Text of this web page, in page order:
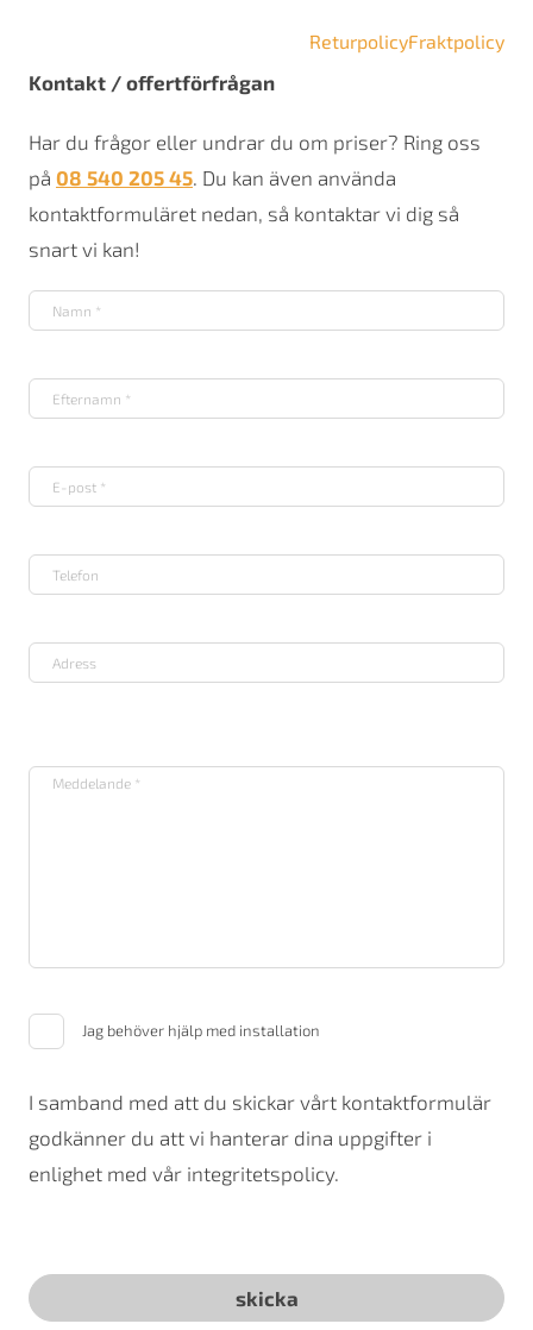
ReturpolicyFraktpolicy
Kontakt / offertförfrågan
Har du frågor eller undrar du om priser? Ring oss
på 08 540 205 45 . Du kan även använda
kontaktformuläret nedan, så kontaktar vi dig så
snart vi kan!
Jag behöver hjälp med installation
I samband med att du skickar vårt kontaktformulär
godkänner du att vi hanterar dina uppgifter i
enlighet med vår integritetspolicy.